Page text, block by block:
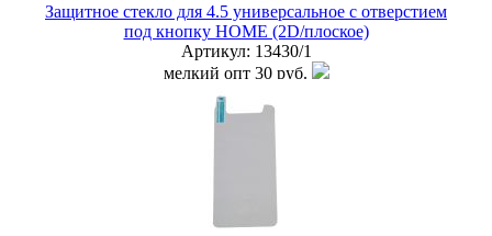
Защитное стекло для 4.5 универсальное с отверстием
под кнопку HOME (2D/плоское)
Артикул: 13430/1
мелкий опт 30 руб.
опт 15 руб.
дилер 10 руб.